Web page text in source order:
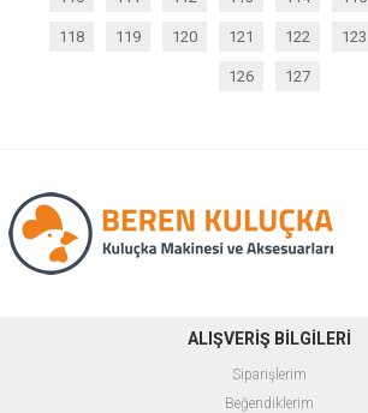
118 119 120 121 122 123
126 127
ALIŞVERİŞ BİLGİLERİ
Siparişlerim
Beğendiklerim